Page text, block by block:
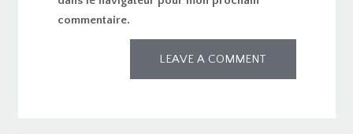
commentaire.